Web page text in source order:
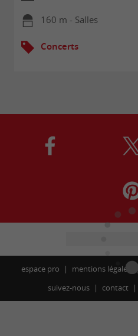
160 m - Salles
Concerts
espace pro mentions légales
suivez-nous
contact